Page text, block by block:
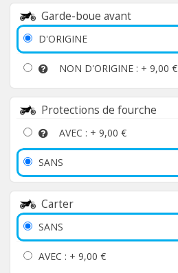
Garde-boue avant
D'ORIGINE
NON D'ORIGINE : + 9,00 €
Protections de fourche
AVEC : + 9,00 €
SANS
Carter
SANS
AVEC : + 9,00 €